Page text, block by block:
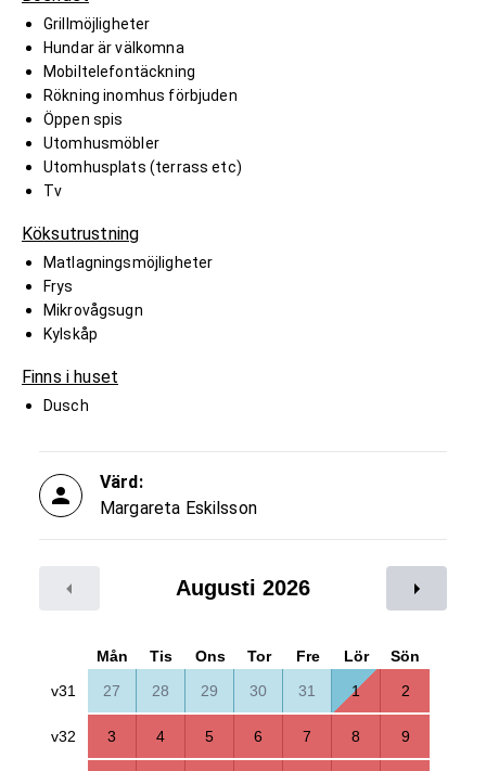
Grillmöjligheter
Hundar är välkomna
Mobiltelefontäckning
Rökning inomhus förbjuden
Öppen spis
Utomhusmöbler
Utomhusplats (terrass etc)
Tv
Köksutrustning
Matlagningsmöjligheter
Frys
Mikrovågsugn
Kylskåp
Finns i huset
Dusch
Värd:
Margareta Eskilsson
Augusti 2026
Mån Tis Ons Tor Fre Lör
Sön
v31
27 28 29 30 31 1 2
v32 3 4 5 6 7 8 9